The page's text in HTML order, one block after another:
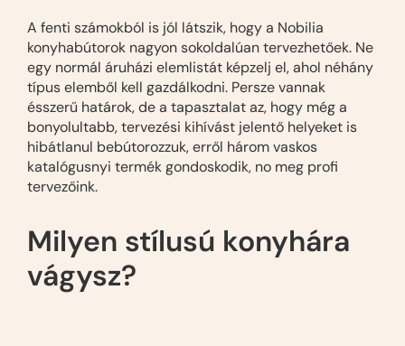
A fenti számokból is jól látszik, hogy a Nobilia
konyhabútorok nagyon sokoldalúan tervezhetőek. Ne
egy normál áruházi elemlistát képzelj el, ahol néhány
típus elemből kell gazdálkodni. Persze vannak
ésszerű határok, de a tapasztalat az, hogy még a
bonyolultabb, tervezési kihívást jelentő helyeket is
hibátlanul bebútorozzuk, erről három vaskos
katalógusnyi termék gondoskodik, no meg profi
tervezőink.
Milyen stílusú konyhára
vágysz?